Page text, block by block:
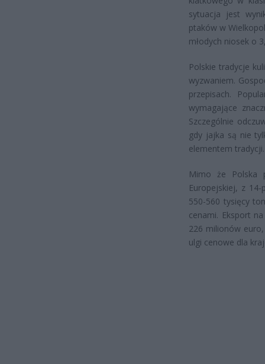
sytuacja jest
ptaków w
młodych niosek o
Polskie tradycje
wyzwaniem.
przepisach.
wymagające
Szczególnie
gdy jajka są nie
elementem tradycji.
Mimo że Polska
Europejskiej, z
550-560 tysięcy
cenami. Eksport
226 milionów
ulgi cenowe dla